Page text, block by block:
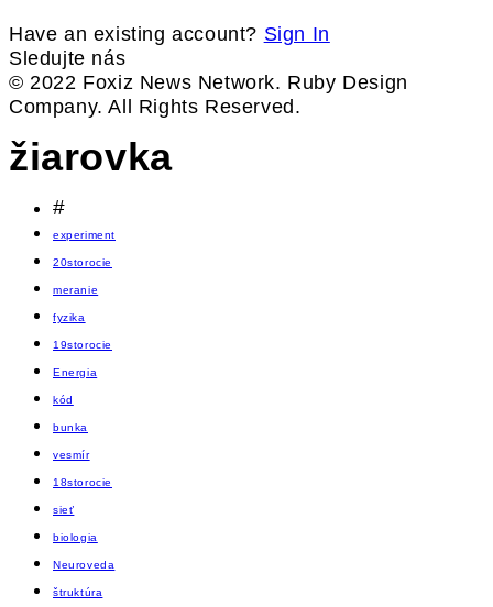
Have an existing account? Sign In
Sledujte nás
© 2022 Foxiz News Network. Ruby Design
Company. All Rights Reserved.
žiarovka
#
experiment
20storocie
meranie
fyzika
19storocie
Energia
kód
bunka
vesmír
18storocie
sieť
biologia
Neuroveda
štruktúra